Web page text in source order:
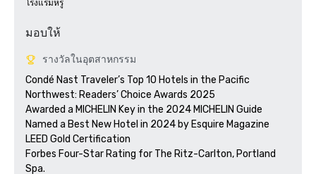
โรงแรมหรู
มอบให้
รางวัลในอุตสาหกรรม
Condé Nast Traveler’s Top 10 Hotels in the Pacific
Northwest: Readers’ Choice Awards 2025
Awarded a MICHELIN Key in the 2024 MICHELIN Guide
Named a Best New Hotel in 2024 by Esquire Magazine
LEED Gold Certification
Forbes Four-Star Rating for The Ritz-Carlton, Portland